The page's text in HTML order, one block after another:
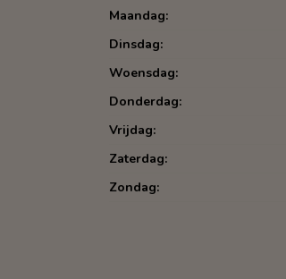
Maandag:
Dinsdag:
Woensdag:
Donderdag:
Vrijdag:
Zaterdag:
Zondag: